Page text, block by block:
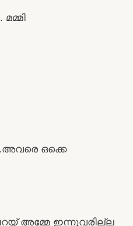
ഒക്കെ
അമ്മേ ഇന്നുവരില്ല